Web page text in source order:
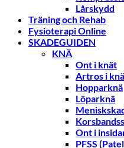
Lårskydd
Träning och Rehab
Fysioterapi Online
SKADEGUIDEN
KNÄ
Ont i knät
Artros i
Hopparknä
Löparknä
Ont i
PFSS